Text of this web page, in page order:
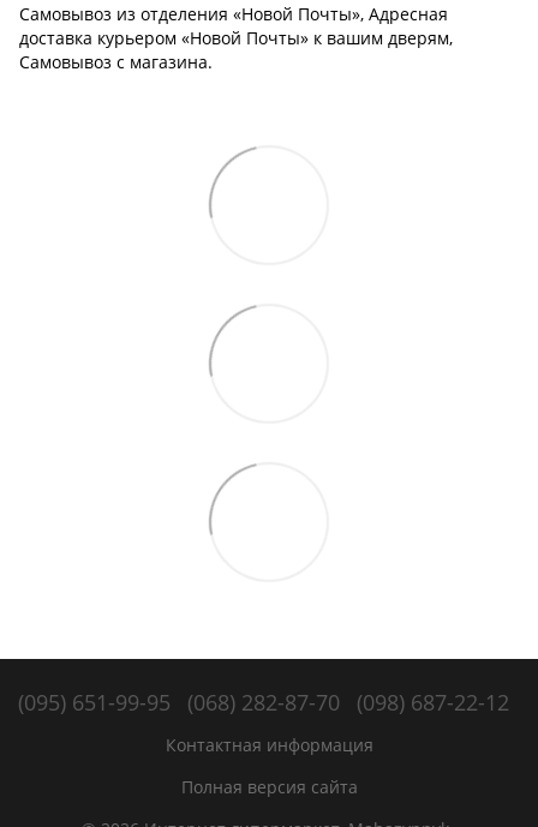
Самовывоз из отделения «Новой Почты», Адресная
доставка курьером «Новой Почты» к вашим дверям,
Самовывоз с магазина.
(095) 651-99-95 (068) 282-87-70 (098) 687-22-12
Контактная информация
Полная версия сайта